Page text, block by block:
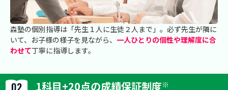
森塾の個別指導は「先生１人に生徒２人まで」。必ず先生が隣に
いて、お子様の様子を見ながら、 一人ひとりの個性や理解度に合
わせて丁寧に指導します。
1科目+20点の成績保証制度※